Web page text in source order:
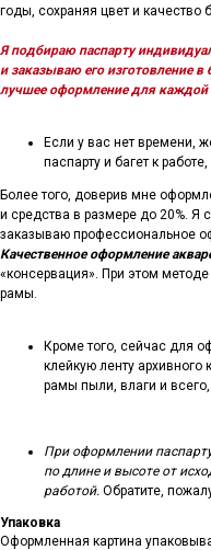
годы, сохраняя цвет и качество
Я подбираю паспарту
и заказываю его изготовление в
лучшее оформление для каждой
Если у вас нет времени,
паспарту и багет к
Более того, доверив мне
и средства в размере до 20%. Я
заказываю профессиональное
Качественное оформление
«консервация». При этом методе
рамы.
Кроме того, сейчас для
клейкую ленту архивного
рамы пыли, влаги и
При оформлении
по длине и высоте от
работой. Обратите,
Упаковка
Оформленная картина